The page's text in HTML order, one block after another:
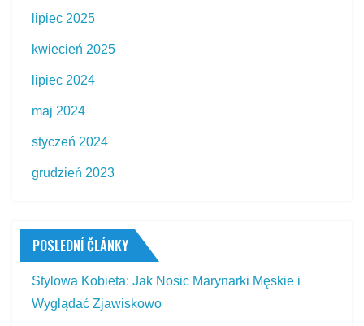
lipiec 2025
kwiecień 2025
lipiec 2024
maj 2024
styczeń 2024
grudzień 2023
POSLEDNÍ ČLÁNKY
Stylowa Kobieta: Jak Nosic Marynarki Męskie i
Wyglądać Zjawiskowo